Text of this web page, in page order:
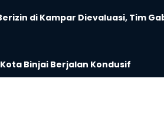
di Kampar Dievaluasi, Tim
Binjai Berjalan Kondusif